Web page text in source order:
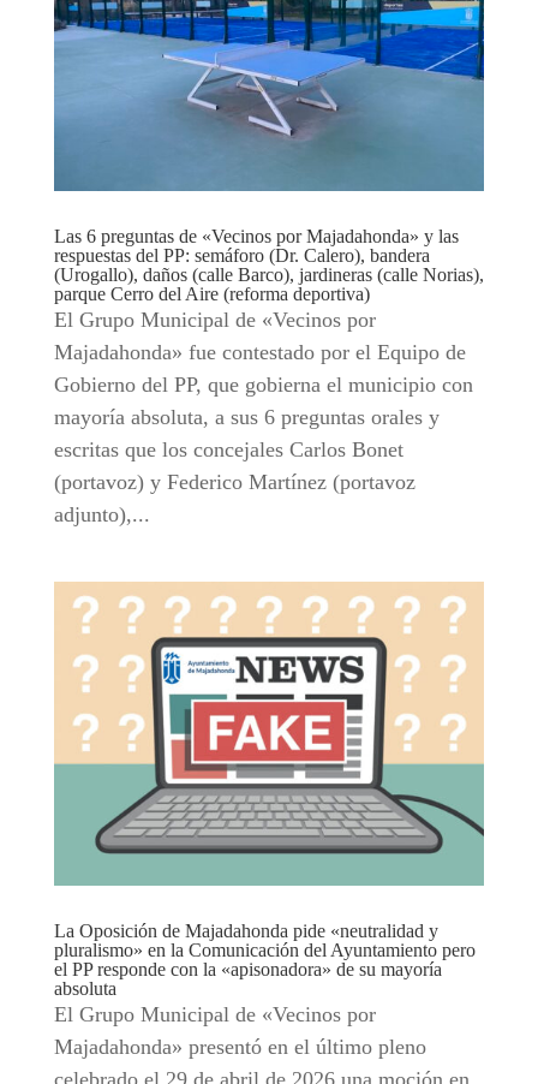
Las 6 preguntas de «Vecinos por Majadahonda» y las
respuestas del PP: semáforo (Dr. Calero), bandera
(Urogallo), daños (calle Barco), jardineras (calle Norias),
parque Cerro del Aire (reforma deportiva)
El Grupo Municipal de «Vecinos por
Majadahonda» fue contestado por el Equipo de
Gobierno del PP, que gobierna el municipio con
mayoría absoluta, a sus 6 preguntas orales y
escritas que los concejales Carlos Bonet
(portavoz) y Federico Martínez (portavoz
adjunto),...
La Oposición de Majadahonda pide «neutralidad y
pluralismo» en la Comunicación del Ayuntamiento pero
el PP responde con la «apisonadora» de su mayoría
absoluta
El Grupo Municipal de «Vecinos por
Majadahonda» presentó en el último pleno
celebrado el 29 de abril de 2026 una moción en